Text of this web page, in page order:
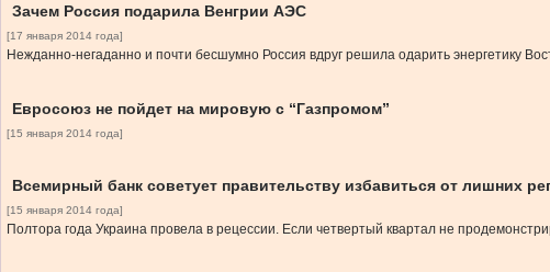
Зачем Россия подарила Венгрии АЭС
[17 января 2014 года]
Нежданно-негаданно и почти бесшумно Россия вдруг решила одарить энергетику
Евросоюз не пойдет на мировую с “Газпромом”
[15 января 2014 года]
Всемирный банк советует правительству избавиться от лишних
[15 января 2014 года]
Полтора года Украина провела в рецессии. Если четвертый квартал не